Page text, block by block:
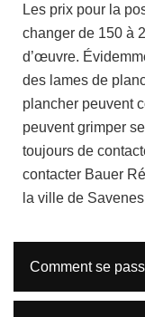
Les prix pour la
changer de 150 à
d’œuvre.
des lames de
plancher peuvent
peuvent grimper
toujours de
contacter Bauer
la ville de
Comment se